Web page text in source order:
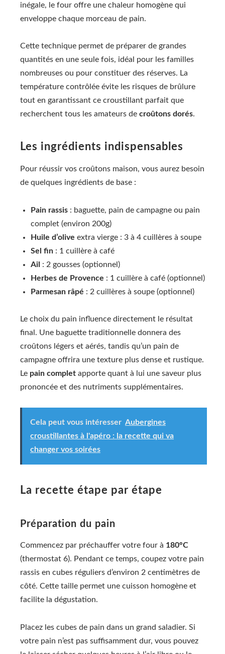
inégale, le four offre une chaleur homogène qui
enveloppe chaque morceau de pain.
Cette technique permet de préparer de grandes
quantités en une seule fois, idéal pour les familles
nombreuses ou pour constituer des réserves. La
température contrôlée évite les risques de brûlure
tout en garantissant ce croustillant parfait que
recherchent tous les amateurs de croûtons dorés.
Les ingrédients indispensables
Pour réussir vos croûtons maison, vous aurez besoin
de quelques ingrédients de base :
Pain rassis : baguette, pain de campagne ou pain
complet (environ 200g)
Huile d’olive extra vierge : 3 à 4 cuillères à soupe
Sel fin : 1 cuillère à café
Ail : 2 gousses (optionnel)
Herbes de Provence : 1 cuillère à café (optionnel)
Parmesan râpé : 2 cuillères à soupe (optionnel)
Le choix du pain influence directement le résultat
final. Une baguette traditionnelle donnera des
croûtons légers et aérés, tandis qu’un pain de
campagne offrira une texture plus dense et rustique.
Le pain complet apporte quant à lui une saveur plus
prononcée et des nutriments supplémentaires.
Cela peut vous intéresser Aubergines
croustillantes à l'apéro : la recette qui va
changer vos soirées
La recette étape par étape
Préparation du pain
Commencez par préchauffer votre four à 180°C
(thermostat 6). Pendant ce temps, coupez votre pain
rassis en cubes réguliers d’environ 2 centimètres de
côté. Cette taille permet une cuisson homogène et
facilite la dégustation.
Placez les cubes de pain dans un grand saladier. Si
votre pain n’est pas suffisamment dur, vous pouvez